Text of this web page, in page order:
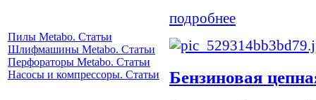
Пилы Metabo. Статьи
Шлифмашины Metabo. Статьи
Перфораторы Metabo. Статьи
Насосы и компрессоры. Статьи
подробнее
Бензиновая